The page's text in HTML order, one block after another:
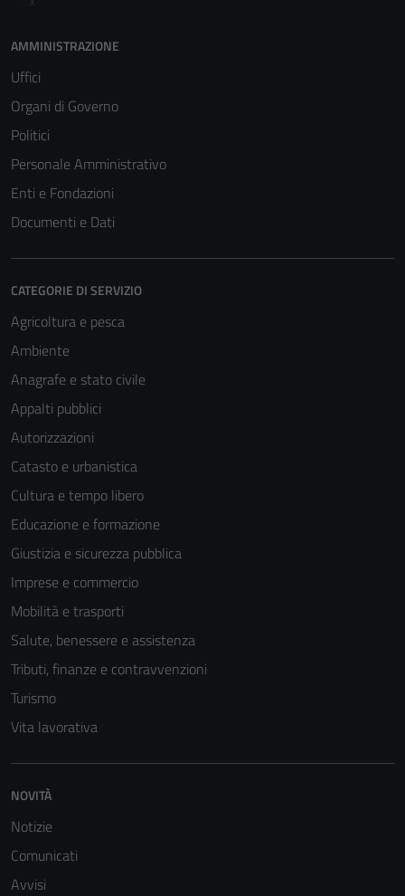
AMMINISTRAZIONE
Uffici
Organi di Governo
Politici
Personale Amministrativo
Enti e Fondazioni
Documenti e Dati
CATEGORIE DI SERVIZIO
Agricoltura e pesca
Ambiente
Anagrafe e stato civile
Appalti pubblici
Autorizzazioni
Catasto e urbanistica
Cultura e tempo libero
Educazione e formazione
Giustizia e sicurezza pubblica
Imprese e commercio
Mobilità e trasporti
Salute, benessere e assistenza
Tributi, finanze e contravvenzioni
Turismo
Vita lavorativa
NOVITÀ
Notizie
Comunicati
Avvisi